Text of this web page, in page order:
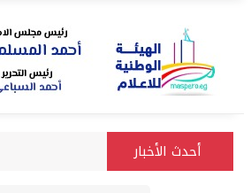
أحدث الأخبار